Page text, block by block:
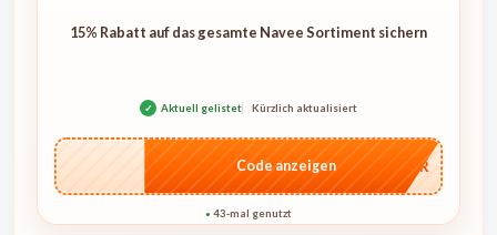
15% Rabatt auf das gesamte Navee Sortiment sichern
✓ Aktuell gelistet Kürzlich aktualisiert
…MMER
Code anzeigen
● 43-mal genutzt